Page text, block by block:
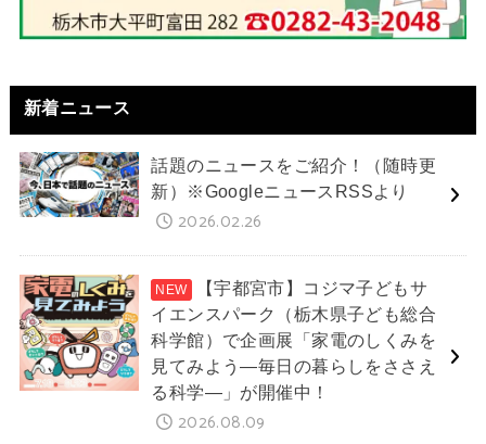
新着ニュース
話題のニュースをご紹介！（随時更
新）※GoogleニュースRSSより
2026.02.26
【宇都宮市】コジマ子どもサ
イエンスパーク（栃木県子ども総合
科学館）で企画展「家電のしくみを
見てみよう―毎日の暮らしをささえ
る科学―」が開催中！
2026.08.09